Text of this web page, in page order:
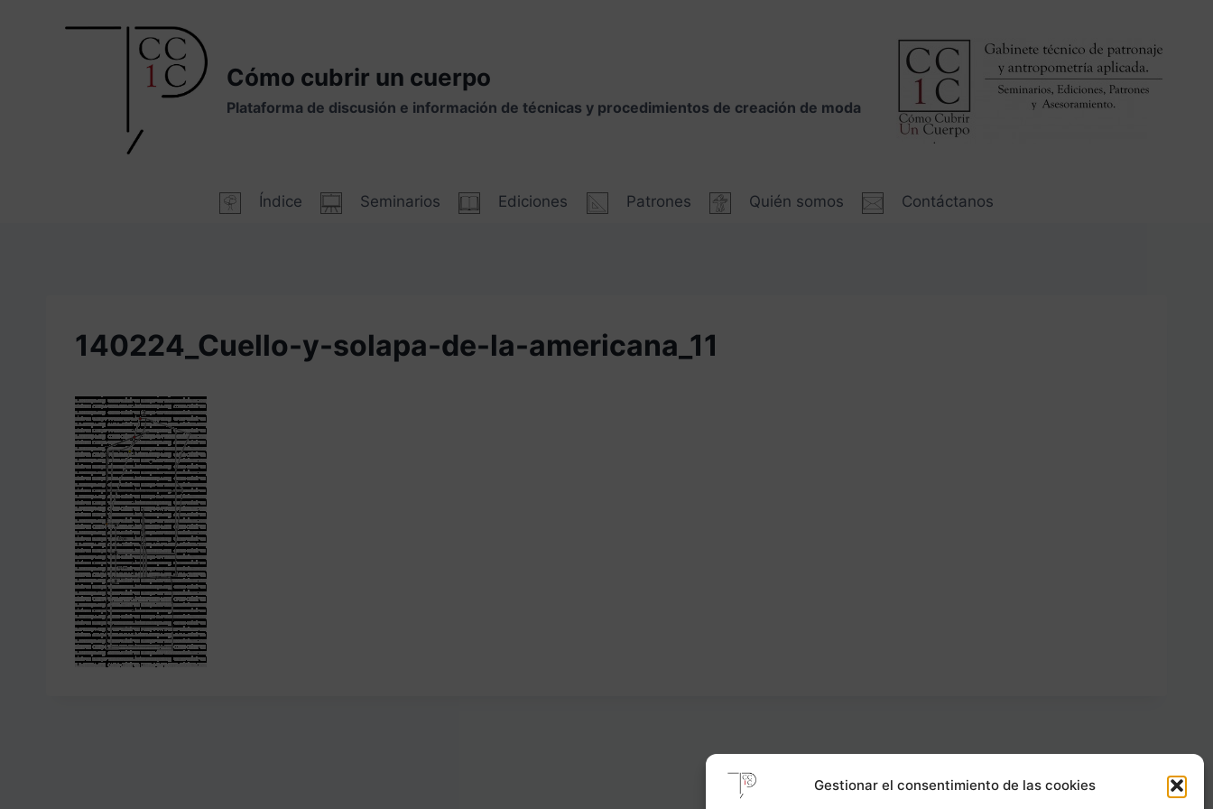
Gestionar el consentimiento de las cookies
Cómo cubrir un cuerpo
Plataforma de discusión e información de técnicas y procedimientos de creación de moda
Índice Seminarios Ediciones Patrones Quién somos Contáctanos
140224_Cuello-y-solapa-de-la-americana_11
Carrer Provença, 183